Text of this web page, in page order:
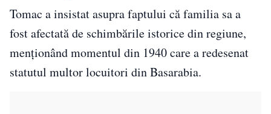
Tomac a insistat asupra faptului că familia sa a
fost afectată de schimbările istorice din regiune,
menționând momentul din 1940 care a redesenat
statutul multor locuitori din Basarabia.